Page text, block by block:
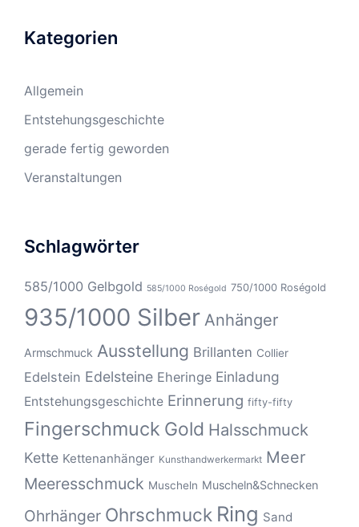
Kategorien
Allgemein
Entstehungsgeschichte
gerade fertig geworden
Veranstaltungen
Schlagwörter
585/1000 Gelbgold 585/1000 Roségold 750/1000 Roségold
935/1000 Silber Anhänger
Armschmuck Ausstellung Brillanten Collier
Edelstein Edelsteine Eheringe Einladung
Entstehungsgeschichte Erinnerung fifty-fifty
Fingerschmuck Gold Halsschmuck
Kette Kettenanhänger Kunsthandwerkermarkt Meer
Meeresschmuck Muscheln Muscheln&Schnecken
Ohrhänger Ohrschmuck Ring Sand